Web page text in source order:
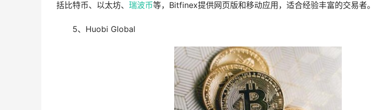
括比特币、以太坊、 瑞波币等，Bitfinex提供网页版和移动应用，适合经验丰富的交易者。
5、Huobi Global